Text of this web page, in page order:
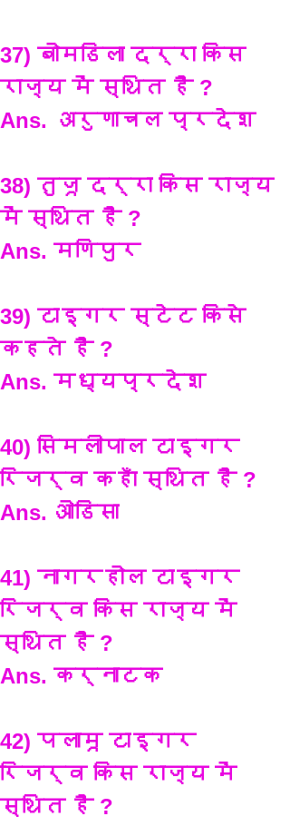
37) बोमडिला दर्रा किस
राज्य में स्थित है ?
Ans. अरुणाचल प्रदेश
38) तुजू दर्रा किस राज्य
में स्थित है ?
Ans. मणिपुर
39) टाइगर स्टेट किसे
कहते है ?
Ans. मध्यप्रदेश
40) सिमलीपाल टाइगर
रिजर्व कहाँ स्थित है ?
Ans. ओडिसा
41) नागरहोल टाइगर
रिजर्व किस राज्य में
स्थित है ?
Ans. कर्नाटक
42) पलामू टाइगर
रिजर्व किस राज्य में
स्थित है ?